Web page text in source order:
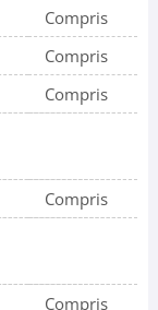
Compris
Compris
Compris
Compris
Compris